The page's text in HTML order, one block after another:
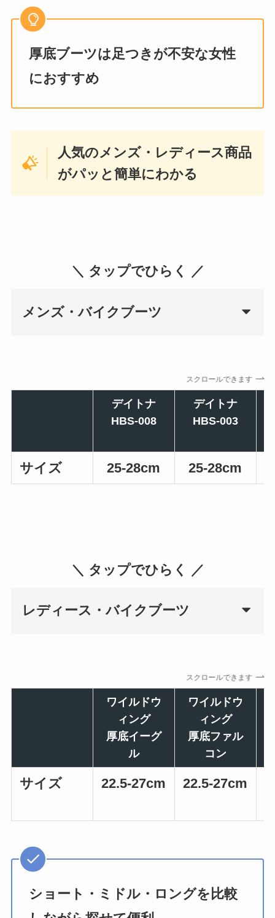
厚底ブーツは足つきが不安な女性
におすすめ
人気のメンズ・レディース商品
がパッと簡単にわかる
＼ タップでひらく ／
メンズ・バイクブーツ
スクロールできます
デイトナ
HBS-008
デイトナ
HBS-003
サイズ 25-28cm 25-28cm
＼ タップでひらく ／
レディース・バイクブーツ
スクロールできます
ワイルドウ
ィング
厚底イーグ
ル
ワイルドウ
ィング
厚底ファル
コン
サイズ 22.5-27cm 22.5-27cm
ショート・ミドル・ロングを比較